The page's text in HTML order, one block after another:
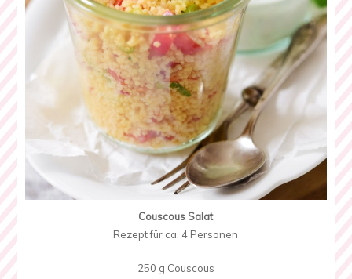
Couscous Salat
Rezept für ca. 4 Personen
250 g Couscous